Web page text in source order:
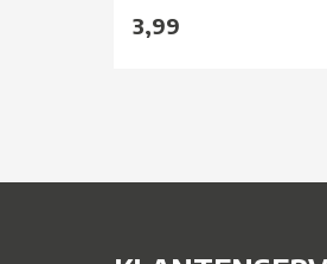
3,99